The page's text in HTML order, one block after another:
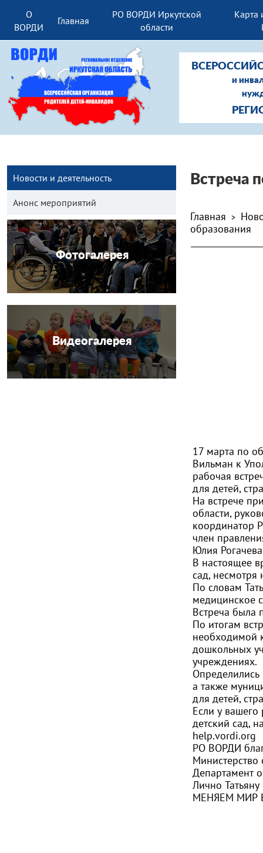
О
ВОРДИ
Главная
РО ВОРДИ Иркутской
области
Карта
и
Новости и деятельность
Анонс мероприятий
Фотогалерея
Видеогалерея
Встреча
Главная >
образования
17 марта по
Вильман к
рабочая
для детей,
На встрече
области,
координатор
член
Юлия Рогачева
В настоящее
сад, несмотря
По словам
медицинское
Встреча была
По итогам
необходимой
дошкольных
учреждениях.
а также
для детей,
Если у вашего
детский сад,
help.vordi.org
РО ВОРДИ
Министерство
Департамент
Лично
МЕНЯЕМ МИР